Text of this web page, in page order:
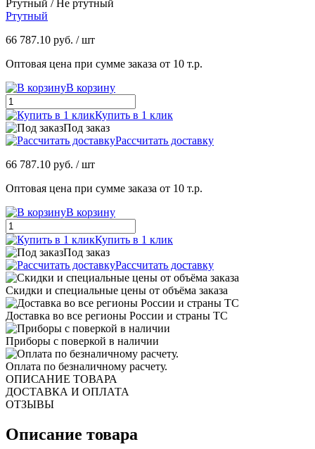
Ртутный / Не ртутный
Ртутный
66 787.10 руб. / шт
Оптовая цена при сумме заказа от 10 т.р.
В корзину
Купить в 1 клик
Под заказ
Рассчитать доставку
66 787.10 руб. / шт
Оптовая цена при сумме заказа от 10 т.р.
В корзину
Купить в 1 клик
Под заказ
Рассчитать доставку
Скидки и специальные цены от объёма заказа
Доставка во все регионы России и страны ТС
Приборы с поверкой в наличии
Оплата по безналичному расчету.
ОПИСАНИЕ ТОВАРА
ДОСТАВКА И ОПЛАТА
ОТЗЫВЫ
Описание товара